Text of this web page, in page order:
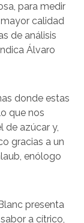
para medir
calidad
de análisis
Álvaro
donde estas
que nos
de azúcar y,
gracias a un
enólogo
presenta
a cítrico,